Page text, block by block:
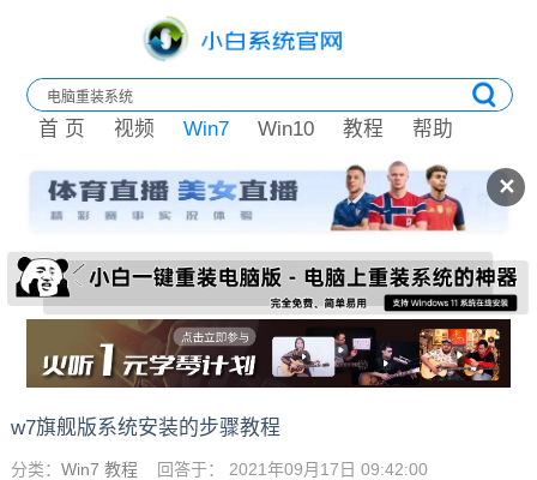
✕
首 页 视频 Win7 Win10 教程 帮助
w7旗舰版系统安装的步骤教程
分类： Win7 教程 回答于： 2021年09月17日 09:42:00